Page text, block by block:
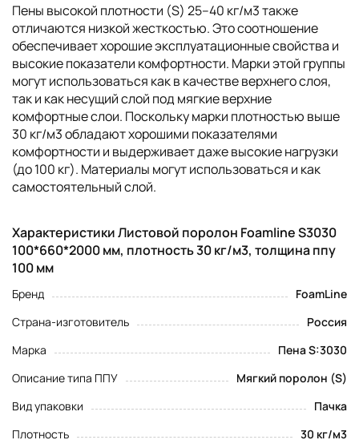
Пены высокой плотности (S) 25–40 кг/м3 также
отличаются низкой жесткостью. Это соотношение
обеспечивает хорошие эксплуатационные свойства и
высокие показатели комфортности. Марки этой группы
могут использоваться как в качестве верхнего слоя,
так и как несущий слой под мягкие верхние
комфортные слои. Поскольку марки плотностью выше
30 кг/м3 обладают хорошими показателями
комфортности и выдерживает даже высокие нагрузки
(до 100 кг). Материалы могут использоваться и как
самостоятельный слой.
Характеристики Листовой поролон Foamline S3030
100*660*2000 мм, плотность 30 кг/м3, толщина ппу
100 мм
Бренд
FoamLine
Страна-изготовитель
Россия
Марка
Пена S:3030
Описание типа ППУ
Мягкий поролон (S)
Вид упаковки
Пачка
Плотность
30 кг/м3